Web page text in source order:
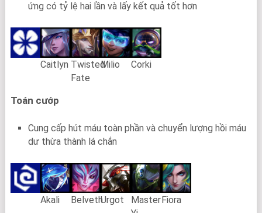
ứng có tỷ lệ hai lần và lấy kết quả tốt hơn
Caitlyn Twisted
Fate
Milio Corki
Toán cướp
Cung cấp hút máu toàn phần và chuyển lượng hồi máu
dư thừa thành lá chắn
Akali BelvethUrgot
MasterFiora